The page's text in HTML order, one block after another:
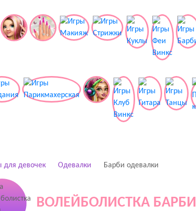
для девочек Одевалки Барби одевалки
ВОЛЕЙБОЛИСТКА БАРБИ